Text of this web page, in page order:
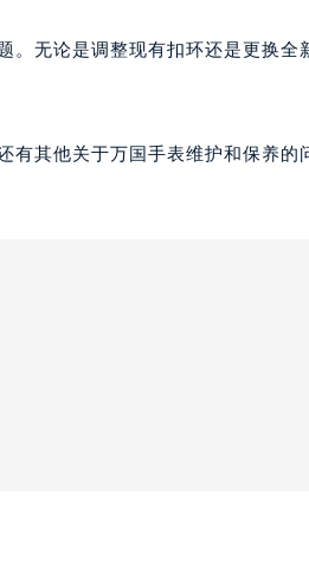
。无论是调整现有扣环还是更换全
有其他关于万国手表维护和保养的